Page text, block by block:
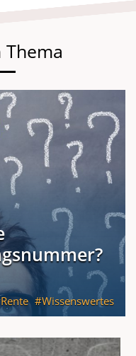
Thema
Rente Wissenswertes